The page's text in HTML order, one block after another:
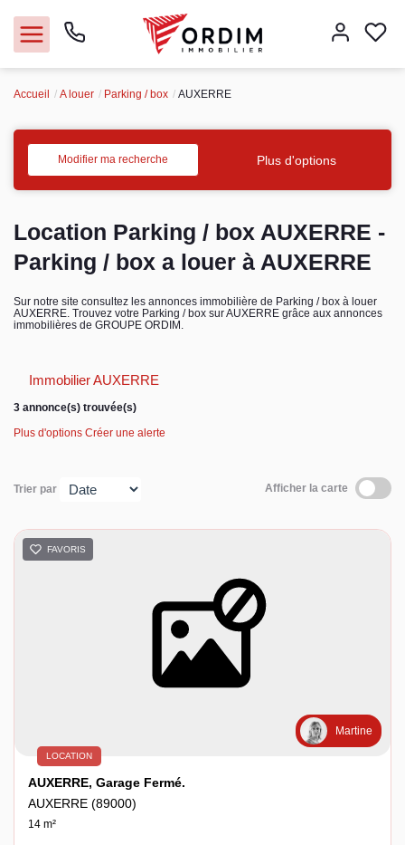
Acheter
Vendre
Immobilier pro
Syndic
Espace client
Accueil A louer Parking / box AUXERRE
Modifier ma recherche Plus d'options
Location Parking / box AUXERRE -
Parking / box a louer à AUXERRE
Sur notre site consultez les annonces immobilière de Parking / box à louer
AUXERRE. Trouvez votre Parking / box sur AUXERRE grâce aux annonces
immobilières de GROUPE ORDIM.
Immobilier AUXERRE
3 annonce(s) trouvée(s)
Plus d'options Créer une alerte
Trier par Afficher la carte
FAVORIS
Martine
LOCATION
AUXERRE, Garage Fermé.
AUXERRE (89000)
14 m²